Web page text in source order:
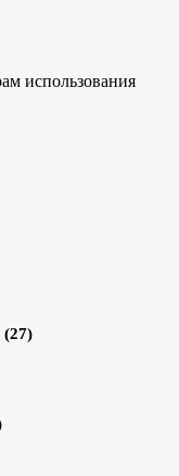
использования
(27)